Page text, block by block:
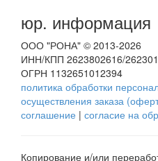
юр. информация
ООО "РОНА" © 2013-2026
ИНН/КПП 2623802616/
ОГРН 1132651012394
политика обработки
осуществления заказа
соглашение | согласие на
Копирование и/или